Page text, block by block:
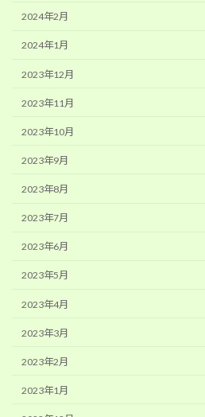
2024年2月
2024年1月
2023年12月
2023年11月
2023年10月
2023年9月
2023年8月
2023年7月
2023年6月
2023年5月
2023年4月
2023年3月
2023年2月
2023年1月